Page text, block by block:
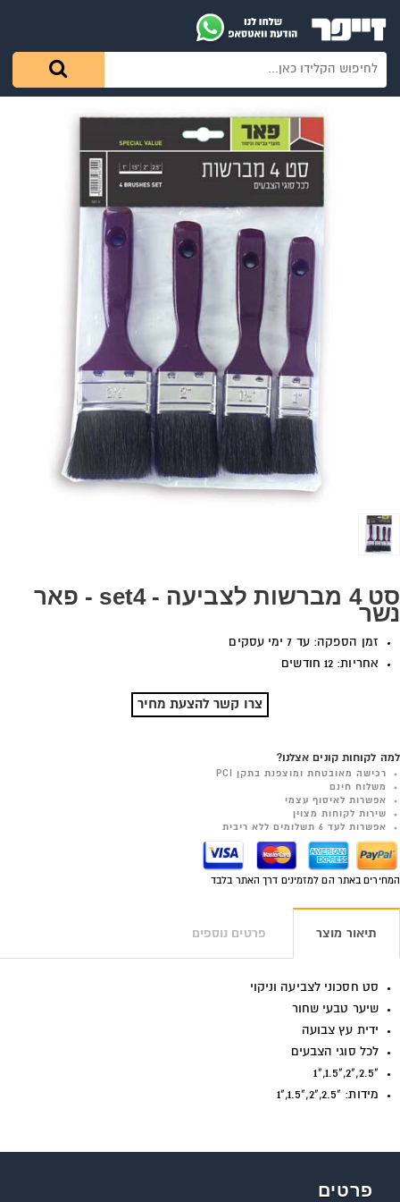
סט 4 מברשות לצביעה - set4 - פאר
נשר
זמן הספקה: עד 7 ימי עסקים
אחריות: 12 חודשים
צרו קשר להצעת מחיר
למה לקוחות קונים אצלנו?
רכישה מאובטחת ומוצפנת בתקן PCI
משלוח חינם
אפשרות לאיסוף עצמי
שירות לקוחות מצוין
אפשרות לעד 6 תשלומים ללא ריבית
המחירים באתר הם למזמינים דרך האתר בלבד
תיאור מוצר פרטים נוספים
סט חסכוני לצביעה וניקוי
שיער טבעי שחור
ידית עץ צבועה
לכל סוגי הצבעים
"2.5,"2,"1.5,"1
מידות: "2.5,"2,"1.5,"1
פרטים